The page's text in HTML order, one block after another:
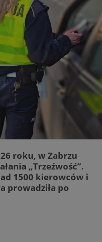
roku, w Zabrzu
„Trzeźwość”.
1500 kierowców i
prowadziła po